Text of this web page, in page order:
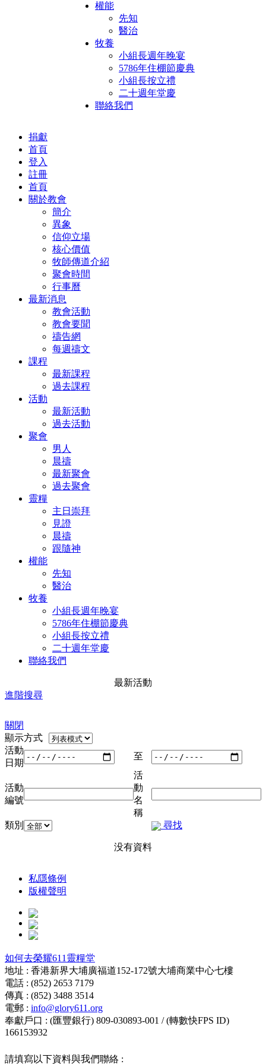
權能
先知
醫治
牧養
小組長週年晚宴
5786年住棚節慶典
小組長按立禮
二十週年堂慶
聯絡我們
捐獻
首頁
登入
註冊
首頁
關於教會
簡介
異象
信仰立場
核心價值
牧師傳道介紹
聚會時間
行事曆
最新消息
教會活動
教會要聞
禱告網
每週禱文
課程
最新課程
過去課程
活動
最新活動
過去活動
聚會
男人
晨禱
最新聚會
過去聚會
靈糧
主日崇拜
見證
晨禱
跟隨神
權能
先知
醫治
牧養
小組長週年晚宴
5786年住棚節慶典
小組長按立禮
二十週年堂慶
聯絡我們
最新活動
進階搜尋
關閉
顯示方式
活動
日期
至
活動
編號
活
動
名
稱
類別
尋找
没有資料
私隱條例
版權聲明
如何去榮耀611靈糧堂
地址 : 香港新界大埔廣福道152-172號大埔商業中心七樓
電話 : (852) 2653 7179
傳真 : (852) 3488 3514
電郵 : info@glory611.org
奉獻戶口 : (匯豐銀行) 809-030893-001 / (轉數快FPS ID)
166153932
請填寫以下資料與我們聯絡 :